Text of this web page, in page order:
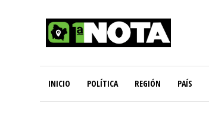
INICIO POLÍTICA REGIÓN PAÍS